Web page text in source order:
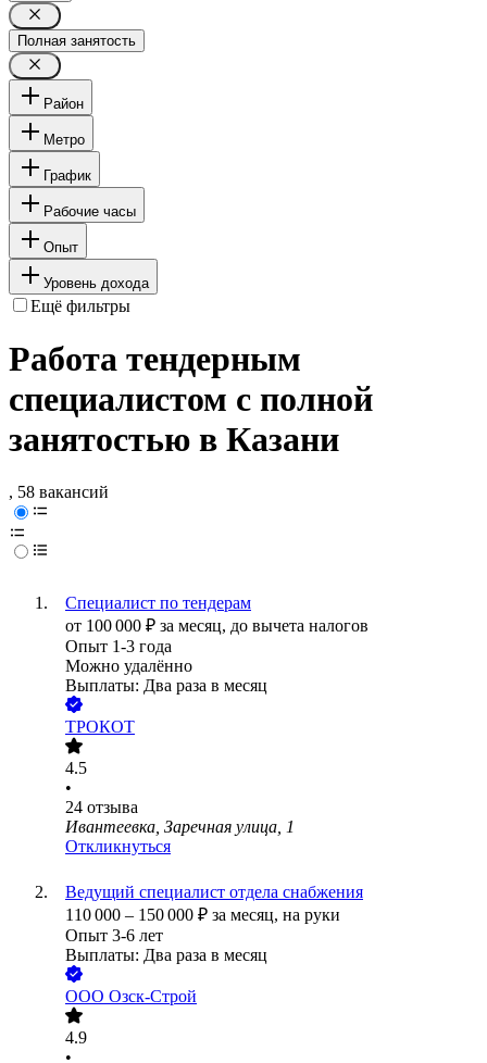
Полная занятость
Район
Метро
График
Рабочие часы
Опыт
Уровень дохода
Ещё фильтры
Работа тендерным
специалистом с полной
занятостью в Казани
, 58 вакансий
Специалист по тендерам
от 100 000 ₽ за месяц, до вычета налогов
Опыт 1-3 года
Можно удалённо
Выплаты: Два раза в месяц
ТРОКОТ
4.5
•
24 отзыва
Ивантеевка, Заречная улица, 1
Откликнуться
Ведущий специалист отдела снабжения
110 000 – 150 000 ₽ за месяц, на руки
Опыт 3-6 лет
Выплаты: Два раза в месяц
ООО Озск-Строй
4.9
•